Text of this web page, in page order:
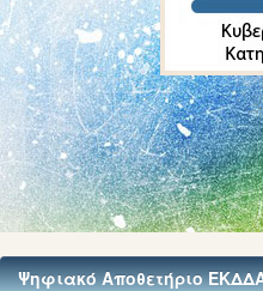
Ψηφιακό Αποθετήριο